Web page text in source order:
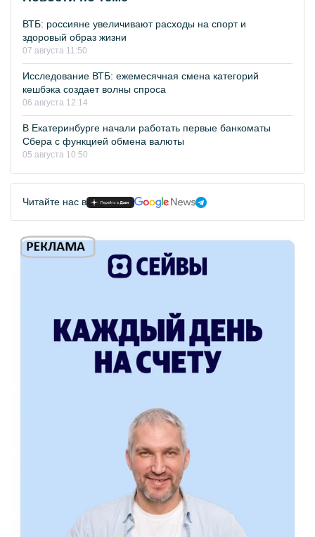
ВТБ: россияне увеличивают расходы на спорт и
здоровый образ жизни
07 августа 11:50
Исследование ВТБ: ежемесячная смена категорий
кешбэка создает волны спроса
06 августа 12:14
В Екатеринбурге начали работать первые банкоматы
Сбера с функцией обмена валюты
05 августа 10:50
Читайте нас в